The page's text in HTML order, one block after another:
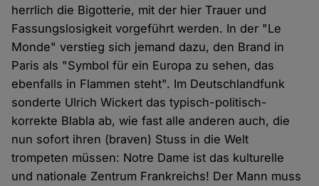
herrlich die Bigotterie, mit der hier Trauer und
Fassungslosigkeit vorgeführt werden. In der "Le
Monde" verstieg sich jemand dazu, den Brand in
Paris als "Symbol für ein Europa zu sehen, das
ebenfalls in Flammen steht". Im Deutschlandfunk
sonderte Ulrich Wickert das typisch-politisch-
korrekte Blabla ab, wie fast alle anderen auch, die
nun sofort ihren (braven) Stuss in die Welt
trompeten müssen: Notre Dame ist das kulturelle
und nationale Zentrum Frankreichs! Der Mann muss